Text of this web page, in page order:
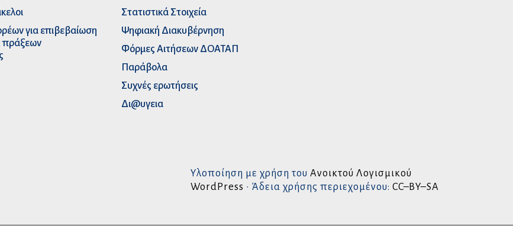
για επιβεβαίωση
πράξεων
Στατιστικά Στοιχεία
Ψηφιακή Διακυβέρνηση
Φόρμες Αιτήσεων ΔΟΑΤΑΠ
Παράβολα
Συχνές ερωτήσεις
Δι@υγεια
Υλοποίηση με χρήση του Ανοικτού Λογισμικού
WordPress • Άδεια χρήσης περιεχομένου: CC–BY–SA